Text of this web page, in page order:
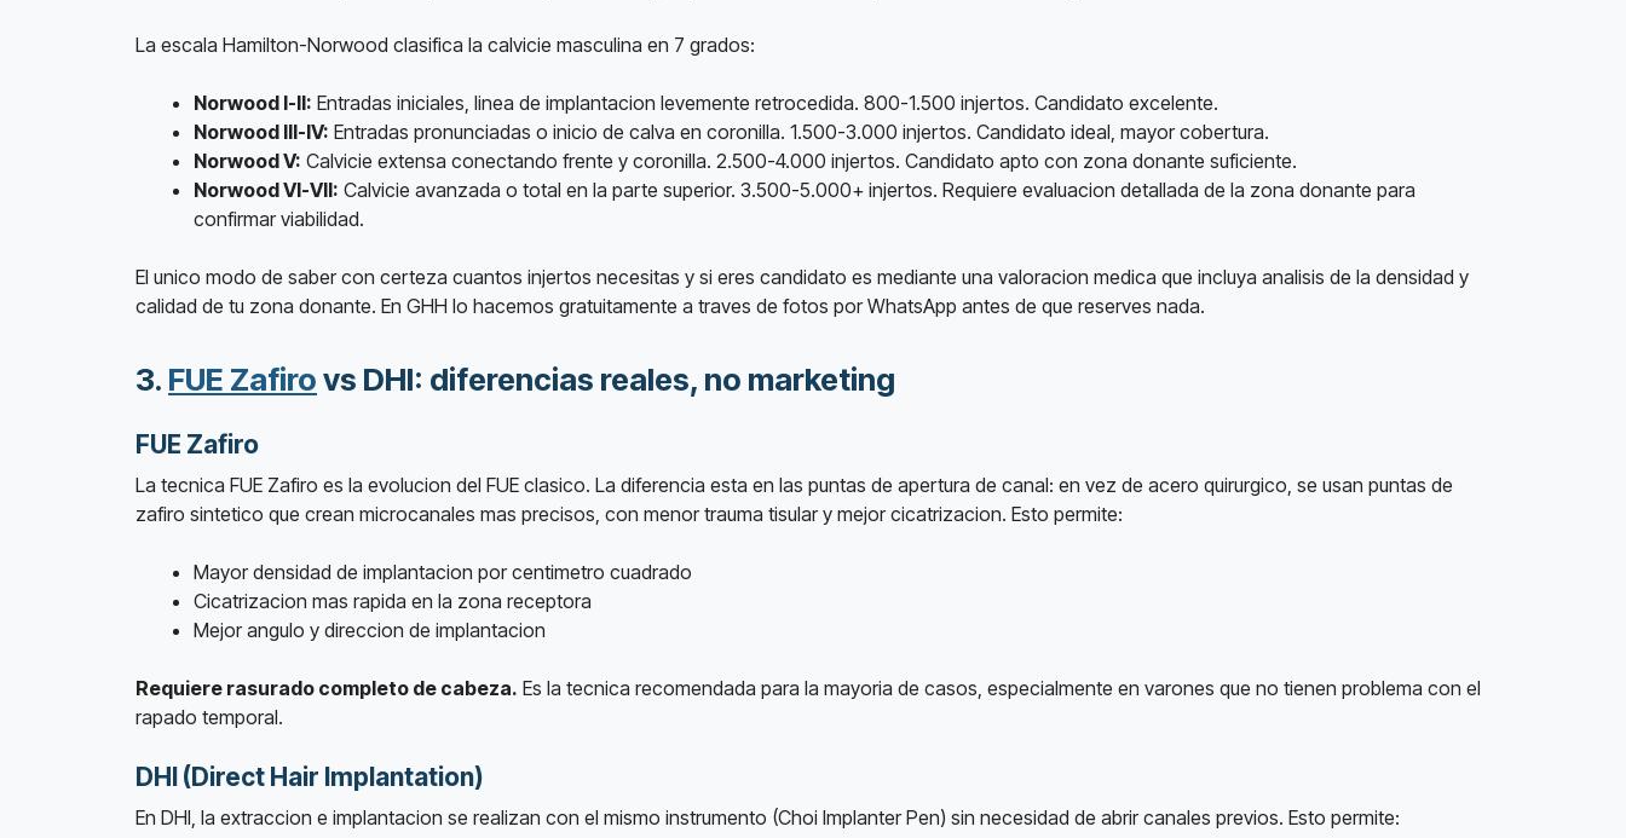
La escala Hamilton-Norwood clasifica la calvicie masculina en 7 grados:
Norwood I-II: Entradas iniciales, linea de implantacion levemente retrocedida. 800-1.500 injertos. Candidato excelente.
Norwood III-IV: Entradas pronunciadas o inicio de calva en coronilla. 1.500-3.000 injertos. Candidato ideal, mayor cobertura.
Norwood V: Calvicie extensa conectando frente y coronilla. 2.500-4.000 injertos. Candidato apto con zona donante suficiente.
Norwood VI-VII: Calvicie avanzada o total en la parte superior. 3.500-5.000+ injertos. Requiere evaluacion detallada de la zona donante para
confirmar viabilidad.
El unico modo de saber con certeza cuantos injertos necesitas y si eres candidato es mediante una valoracion medica que incluya analisis de la densidad y
calidad de tu zona donante. En GHH lo hacemos gratuitamente a traves de fotos por WhatsApp antes de que reserves nada.
3. FUE Zafirovs DHI: diferencias reales, no marketing
FUE Zafiro
La tecnica FUE Zafiro es la evolucion del FUE clasico. La diferencia esta en las puntas de apertura de canal: en vez de acero quirurgico, se usan puntas de
zafiro sintetico que crean microcanales mas precisos, con menor trauma tisular y mejor cicatrizacion. Esto permite:
Mayor densidad de implantacion por centimetro cuadrado
Cicatrizacion mas rapida en la zona receptora
Mejor angulo y direccion de implantacion
Requiere rasurado completo de cabeza. Es la tecnica recomendada para la mayoria de casos, especialmente en varones que no tienen problema con el
rapado temporal.
DHI (Direct Hair Implantation)
En DHI, la extraccion e implantacion se realizan con el mismo instrumento (Choi Implanter Pen) sin necesidad de abrir canales previos. Esto permite: